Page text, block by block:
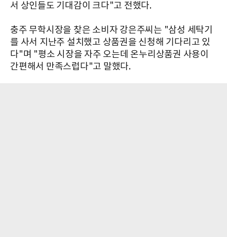
서 상인들도 기대감이 크다"고 전했다.
충주 무학시장을 찾은 소비자 강은주씨는 "삼성 세탁기
를 사서 지난주 설치했고 상품권을 신청해 기다리고 있
다"며 "평소 시장을 자주 오는데 온누리상품권 사용이
간편해서 만족스럽다"고 말했다.